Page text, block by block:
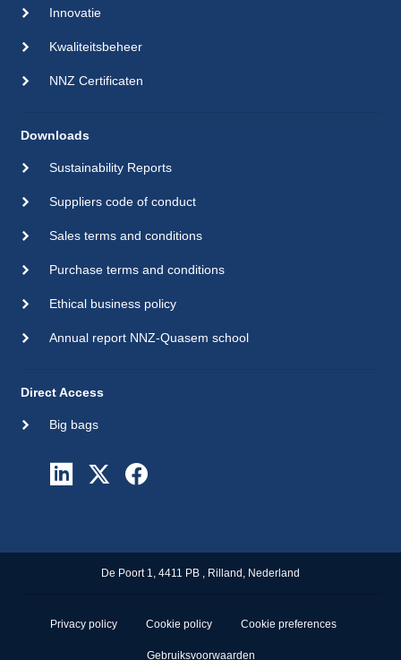
Innovatie
Kwaliteitsbeheer
NNZ Certificaten
Downloads
Sustainability Reports
Suppliers code of conduct
Sales terms and conditions
Purchase terms and conditions
Ethical business policy
Annual report NNZ-Quasem school
Direct Access
Big bags
De Poort 1, 4411 PB , Rilland, Nederland
Privacy policy Cookie policy Cookie preferences
Gebruiksvoorwaarden